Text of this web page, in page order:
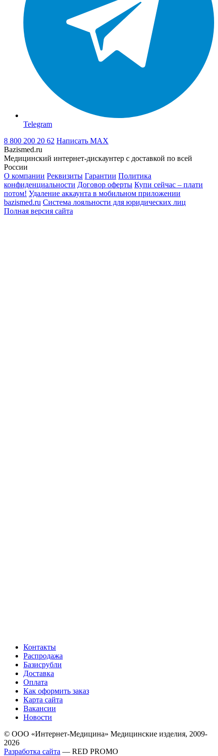
Telegram
8 800 200 20 62 Написать MAX
Bazismed.ru
Медицинский интернет-дискаунтер с доставкой по всей
России
О компании Реквизиты Гарантии Политика
конфиденциальности Договор оферты Купи сейчас – плати
потом! Удаление аккаунта в мобильном приложении
bazismed.ru Система лояльности для юридических лиц
Полная версия сайта
Контакты
Распродажа
Базисрубли
Доставка
Оплата
Как оформить заказ
Карта сайта
Вакансии
Новости
© ООО «Интернет-Медицина» Медицинские изделия, 2009-
2026
Разработка сайта — RED PROMO